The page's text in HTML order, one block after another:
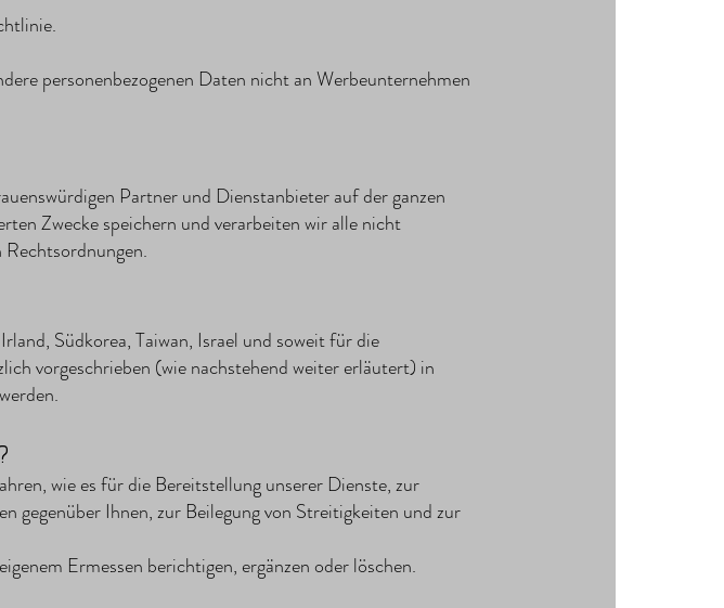
personenbezogenen Daten nicht an Werbeunternehmen
Partner und Dienstanbieter auf der ganzen
Zwecke speichern und verarbeiten wir alle nicht
Südkorea, Taiwan, Israel und soweit für die
vorgeschrieben (wie nachstehend weiter erläutert) in
wie es für die Bereitstellung unserer Dienste, zur
gegenüber Ihnen, zur Beilegung von Streitigkeiten und zur
Ermessen berichtigen, ergänzen oder löschen.